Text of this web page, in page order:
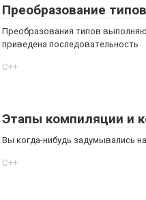
Преобразование
Преобразования типов
приведена последовательность
C++
Этапы компиляции и
Вы когда-нибудь задумывались
C++